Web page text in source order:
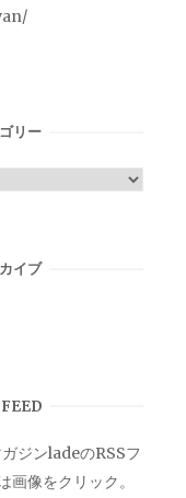
リー
イブ
ジンladeのRSSフ
画像をクリック。